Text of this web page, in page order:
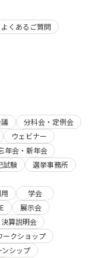
よくあるご質問
分科会・定例会
ウェビナー
年会・新年会
試験
選挙事務所
学会
展示会
決算説明会
ークショップ
ンシップ